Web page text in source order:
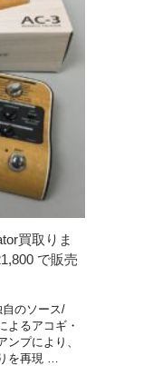
買取りま
で販売
のソース/
よるアコギ・
ンプにより、
を再現 …